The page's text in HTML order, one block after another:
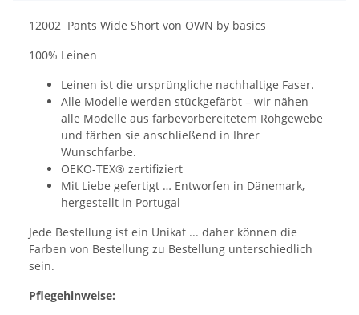
12002 Pants Wide Short von OWN by basics
100% Leinen
Leinen ist die ursprüngliche nachhaltige Faser.
Alle Modelle werden stückgefärbt – wir nähen
alle Modelle aus färbevorbereitetem Rohgewebe
und färben sie anschließend in Ihrer
Wunschfarbe.
OEKO-TEX® zertifiziert
Mit Liebe gefertigt … Entworfen in Dänemark,
hergestellt in Portugal
Jede Bestellung ist ein Unikat ... daher können die
Farben von Bestellung zu Bestellung unterschiedlich
sein.
Pflegehinweise: